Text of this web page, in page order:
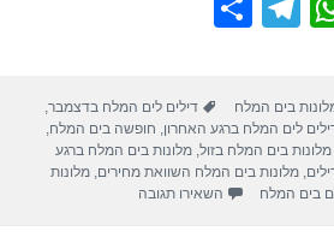
W
s
A
p
T
gr
a
m
e
בים המלח תגיות
דילים לים המלח בדצמבר,
לים המלח ברגע האחרון, חופשה בים המלח,
מלונות בים המלח בזול,מלונות בים המלח ברגע
,מלונות בים המלח השוואת מחירים,מלונות
בים המלח השאירו תגובה